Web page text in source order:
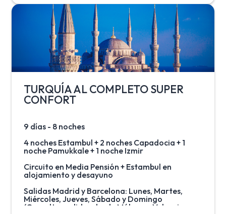
paisajes de la Capadocia, una fascinante región
formada por la lava arrojada por los volcanes
Erciyes y Hasan hace 3 millones de años.
TURQUÍA AL COMPLETO SUPER
CONFORT
9 días - 8 noches
4 noches Estambul + 2 noches Capadocia + 1
noche Pamukkale + 1 noche Izmir
Circuito en Media Pensión + Estambul en
alojamiento y desayuno
Salidas Madrid y Barcelona: Lunes, Martes,
Miércoles, Jueves, Sábado y Domingo
(Consultar salidas desde Málaga - Valencia -